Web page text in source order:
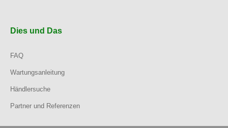
Dies und Das
FAQ
Wartungsanleitung
Händlersuche
Partner und Referenzen